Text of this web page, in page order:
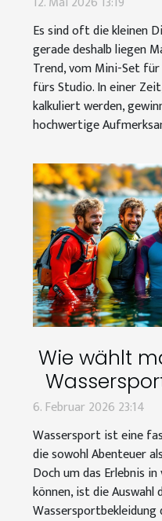
Es sind oft die kleinen
gerade deshalb liegen
Trend, vom Mini-Set
fürs Studio. In einer
kalkuliert werden,
hochwertige
Wie wählt
jede
6. Februar 2026 23:14
Wassersport ist eine
die sowohl Abenteuer
Doch um das Erlebnis
können, ist die
Wassersportbekleidung